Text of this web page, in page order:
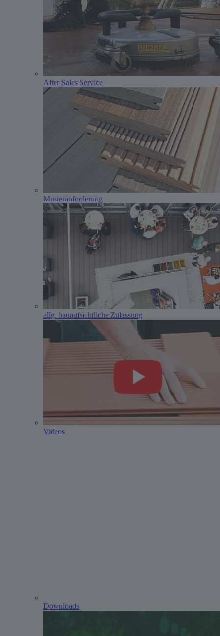
After Sales Service
Musteranforderung
allg. bauaufsichtliche Zulassung
Videos
Downloads